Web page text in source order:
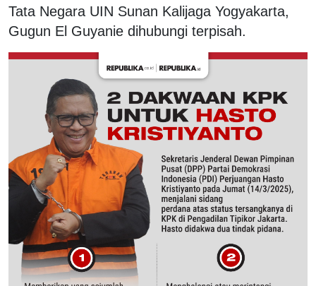
Tata Negara UIN Sunan Kalijaga Yogyakarta,
Gugun El Guyanie dihubungi terpisah.